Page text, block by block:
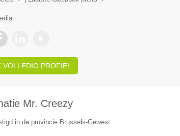
VOLLEDIG PROFIEL
Mr. Creezy
in de provincie Brussels-Gewest.